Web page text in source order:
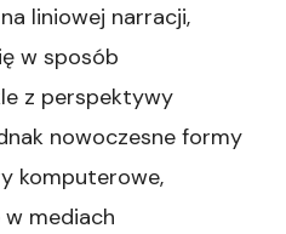
liniowej narracji,
w sposób
z perspektywy
nowoczesne formy
komputerowe,
mediach